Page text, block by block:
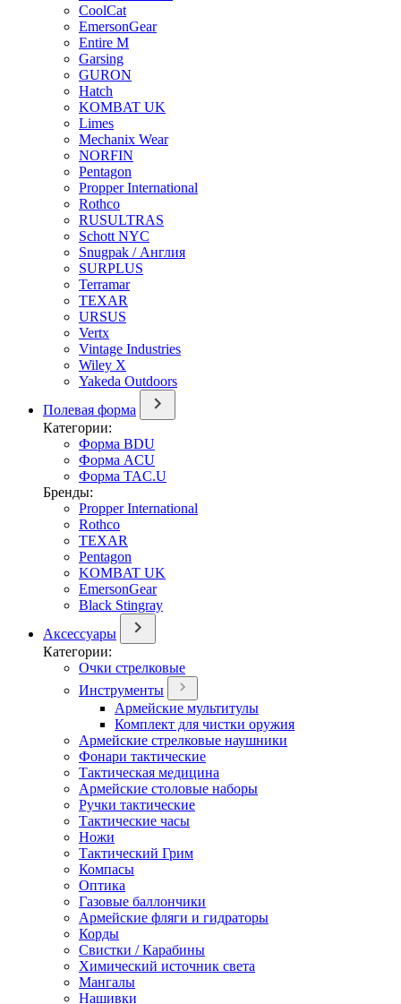
CoolCat
EmersonGear
Entire M
Garsing
GURON
Hatch
KOMBAT UK
Limes
Mechanix Wear
NORFIN
Pentagon
Propper International
Rothco
RUSULTRAS
Schott NYC
Snugpak / Англия
SURPLUS
Terramar
TEXAR
URSUS
Vertx
Vintage Industries
Wiley X
Yakeda Outdoors
Полевая форма
Категории:
Форма BDU
Форма ACU
Форма TAC.U
Бренды:
Propper International
Rothco
TEXAR
Pentagon
KOMBAT UK
EmersonGear
Black Stingray
Аксессуары
Категории:
Очки стрелковые
Инструменты
Армейские мультитулы
Комплект для чистки оружия
Армейские стрелковые наушники
Фонари тактические
Тактическая медицина
Армейские столовые наборы
Ручки тактические
Тактические часы
Ножи
Тактический Грим
Компасы
Оптика
Газовые баллончики
Армейские фляги и гидраторы
Корды
Свистки / Карабины
Химический источник света
Мангалы
Нашивки